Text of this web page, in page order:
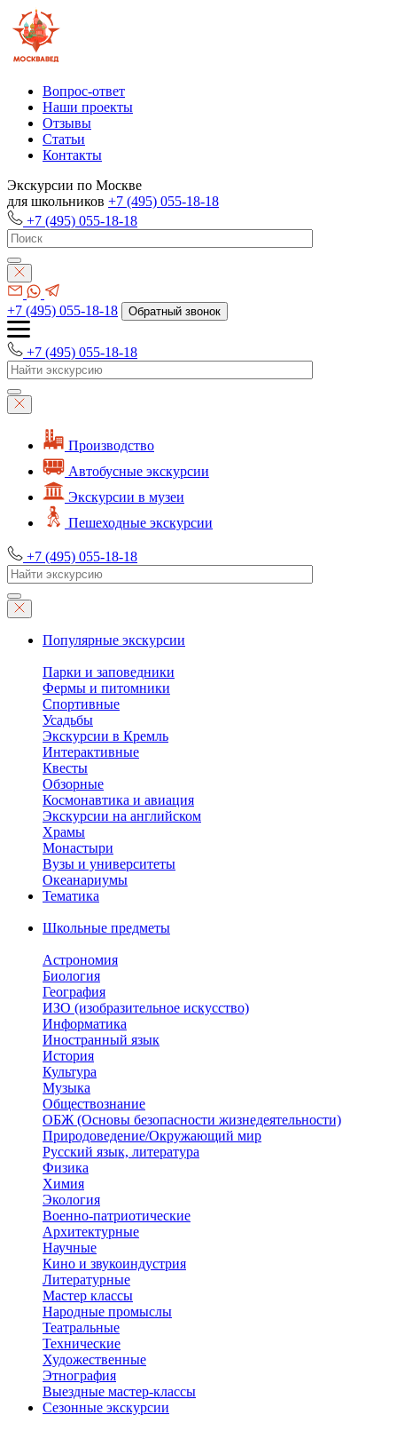
Вопрос-ответ
Наши проекты
Отзывы
Статьи
Контакты
Экскурсии по Москве
для школьников +7 (495) 055-18-18
+7 (495) 055-18-18
+7 (495) 055-18-18 Обратный звонок
+7 (495) 055-18-18
Производство
Автобусные экскурсии
Экскурсии в музеи
Пешеходные экскурсии
+7 (495) 055-18-18
Популярные экскурсии
Парки и заповедники
Фермы и питомники
Спортивные
Усадьбы
Экскурсии в Кремль
Интерактивные
Квесты
Обзорные
Космонавтика и авиация
Экскурсии на английском
Храмы
Монастыри
Вузы и университеты
Океанариумы
Тематика
Школьные предметы
Астрономия
Биология
География
ИЗО (изобразительное искусство)
Информатика
Иностранный язык
История
Культура
Музыка
Обществознание
ОБЖ (Основы безопасности жизнедеятельности)
Природоведение/Окружающий мир
Русский язык, литература
Физика
Химия
Экология
Военно-патриотические
Архитектурные
Научные
Кино и звукоиндустрия
Литературные
Мастер классы
Народные промыслы
Театральные
Технические
Художественные
Этнография
Выездные мастер-классы
Сезонные экскурсии